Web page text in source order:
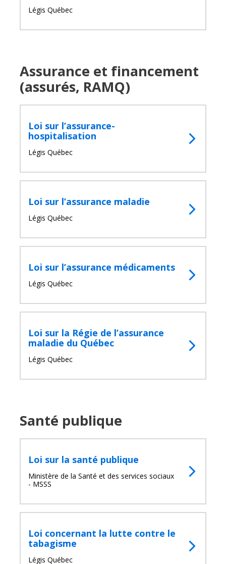
Fermer
Légis Québec
Assurance et financement
(assurés, RAMQ)
Loi sur l’assurance-
hospitalisation
Légis Québec
Loi sur l’assurance maladie
Légis Québec
Loi sur l’assurance médicaments
Légis Québec
Loi sur la Régie de l’assurance
maladie du Québec
Légis Québec
Santé publique
Loi sur la santé publique
Ministère de la Santé et des services sociaux
- MSSS
Loi concernant la lutte contre le
tabagisme
Légis Québec